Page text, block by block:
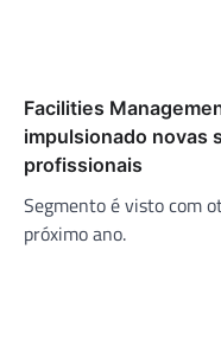
Facilities
impulsionado novas
profissionais
Segmento é visto com
próximo ano.